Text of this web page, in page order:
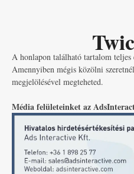
A honlapon található tartalom teljes
Amennyiben mégis közölni
megjelölésével megteheted.
Média felületeinket az